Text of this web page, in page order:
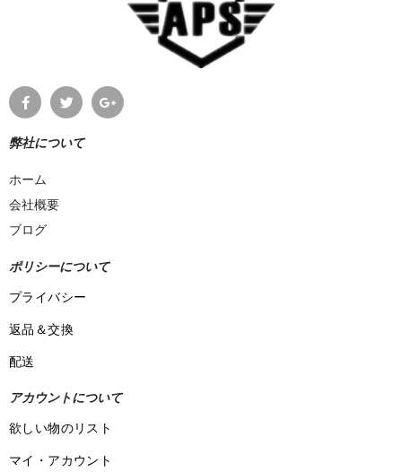
弊社について
ホーム
会社概要
ブログ
ポリシーについて
プライバシー
返品＆交換
配送
アカウントについて
欲しい物のリスト
マイ・アカウント